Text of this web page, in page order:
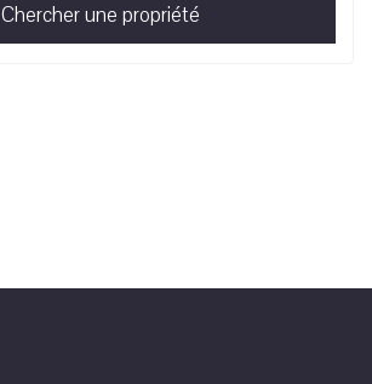
Chercher une propriété